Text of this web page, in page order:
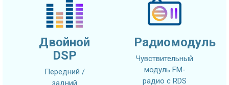
Двойной
DSP
Передний /
задний
Радиомодуль
Чувствительный
модуль FM-
радио с RDS